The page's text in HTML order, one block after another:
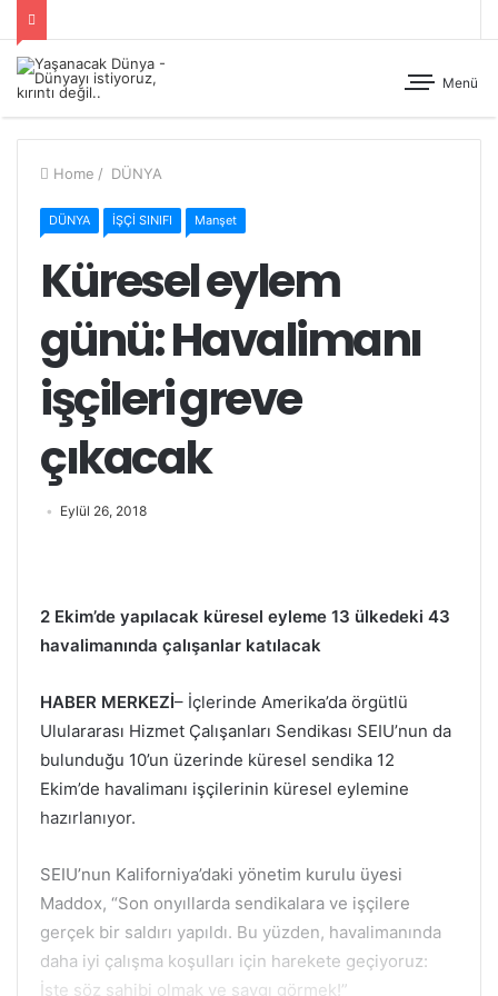
Menü
Home / DÜNYA
DÜNYA İŞÇİ SINIFI Manşet
Küresel eylem
günü: Havalimanı
işçileri greve
çıkacak
Eylül 26, 2018
2 Ekim’de yapılacak küresel eyleme 13 ülkedeki 43
havalimanında çalışanlar katılacak
HABER MERKEZİ– İçlerinde Amerika’da örgütlü
Ululararası Hizmet Çalışanları Sendikası SEIU’nun da
bulunduğu 10’un üzerinde küresel sendika 12
Ekim’de havalimanı işçilerinin küresel eylemine
hazırlanıyor.
SEIU’nun Kaliforniya’daki yönetim kurulu üyesi
Maddox, “Son onyıllarda sendikalara ve işçilere
gerçek bir saldırı yapıldı. Bu yüzden, havalimanında
daha iyi çalışma koşulları için harekete geçiyoruz:
İşte söz sahibi olmak ve saygı görmek!”